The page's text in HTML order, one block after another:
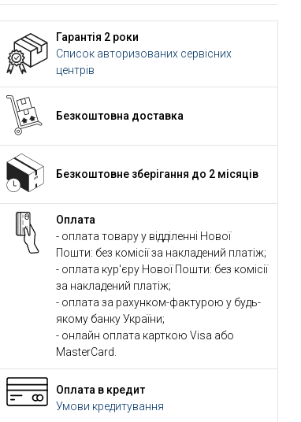
Гарантія 2 роки
Список авторизованих сервісних
центрів
Безкоштовна доставка
Безкоштовне зберігання до 2 місяців
Оплата
- оплата товару у відділенні Нової
Пошти: без комісії за накладений платіж;
- оплата кур'єру Нової Пошти: без комісії
за накладений платіж;
- оплата за рахунком-фактурою у будь-
якому банку України;
- онлайн оплата карткою Visa або
MasterCard.
Оплата в кредит
Умови кредитування